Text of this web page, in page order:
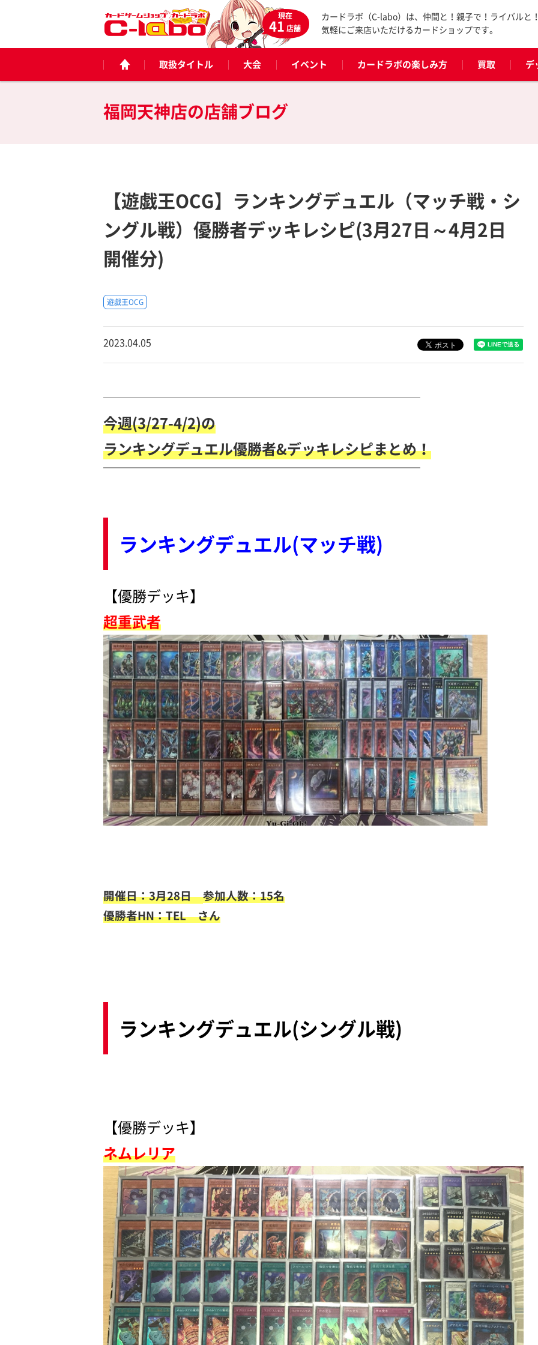
現在
41店舗
カードラボ（C-labo）は、仲間と！親子で！ライバルと
気軽にご来店いただけるカードショップです。
取扱タイトル 大会 イベント カードラボの楽しみ方 買取 デ
福岡天神店の店舗ブログ
【遊戯王OCG】ランキングデュエル（マッチ戦・シ
ングル戦）優勝者デッキレシピ(3月27日～4月2日
開催分)
遊戯王OCG
2023.04.05
￣￣￣￣￣￣￣￣￣￣￣￣￣￣￣￣￣￣￣￣￣￣￣￣￣￣￣￣￣￣￣￣￣
今週(3/27-4/2)の
ランキングデュエル優勝者&デッキレシピまとめ！
￣￣￣￣￣￣￣￣￣￣￣￣￣￣￣￣￣￣￣￣￣￣
ランキングデュエル(マッチ戦)
【優勝デッキ】
超重武者
開催日：3月28日参加人数：15名
優勝者HN：TEL さん
ランキングデュエル(シングル戦)
【優勝デッキ】
ネムレリア